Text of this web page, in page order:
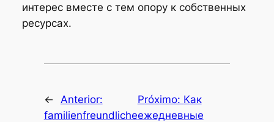
интерес вместе с тем опору к собственных
ресурсах.
←
Anterior:
familienfreundliche
Próximo: Как
ежедневные